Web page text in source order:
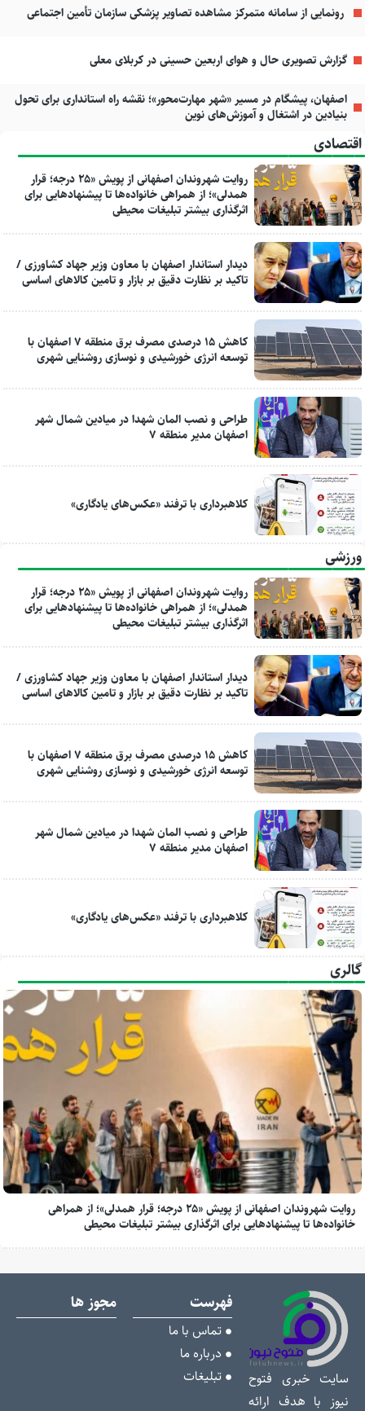
رونمایی از سامانه متمرکز مشاهده تصاویر پزشکی سازمان تأمین اجتماعی
گزارش تصویری حال و هوای اربعین حسینی در کربلای معلی
اصفهان، پیشگام در مسیر «شهر مهارت‌محور»؛ نقشه راه استانداری برای تحول
بنیادین در اشتغال و آموزش‌های نوین
اقتصادی
روایت شهروندان اصفهانی از پویش «۲۵ درجه؛ قرار
همدلی»؛ از همراهی خانواده‌ها تا پیشنهادهایی برای
اثرگذاری بیشتر تبلیغات محیطی
دیدار استاندار اصفهان با معاون وزیر جهاد کشاورزی /
تاکید بر نظارت دقیق بر بازار و تامین کالاهای اساسی
کاهش ۱۵ درصدی مصرف برق منطقه ۷ اصفهان با
توسعه انرژی خورشیدی و نوسازی روشنایی شهری
طراحی و نصب المان شهدا در میادین شمال شهر
اصفهان مدیر منطقه ۷
کلاهبرداری با ترفند «عکس‌های یادگاری»
ورزشی
روایت شهروندان اصفهانی از پویش «۲۵ درجه؛ قرار
همدلی»؛ از همراهی خانواده‌ها تا پیشنهادهایی برای
اثرگذاری بیشتر تبلیغات محیطی
دیدار استاندار اصفهان با معاون وزیر جهاد کشاورزی /
تاکید بر نظارت دقیق بر بازار و تامین کالاهای اساسی
کاهش ۱۵ درصدی مصرف برق منطقه ۷ اصفهان با
توسعه انرژی خورشیدی و نوسازی روشنایی شهری
طراحی و نصب المان شهدا در میادین شمال شهر
اصفهان مدیر منطقه ۷
کلاهبرداری با ترفند «عکس‌های یادگاری»
گالری
روایت شهروندان اصفهانی از پویش «۲۵ درجه؛ قرار همدلی»؛ از همراهی
خانواده‌ها تا پیشنهادهایی برای اثرگذاری بیشتر تبلیغات محیطی
سایت خبری فتوح
نیوز با هدف ارائه
فهرست
تماس با ما
درباره ما
تبلیغات
مجوز ها